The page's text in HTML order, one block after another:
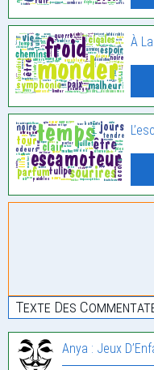
À
Texte Des
Anya : Jeux